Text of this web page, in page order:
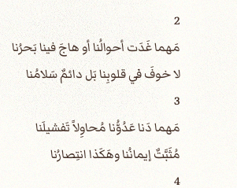
2
مَهما غَدَت أحوالُنا أو هاجَ فينا بَحرُنا
لا خوفَ في قلوبِنا بَل دائمٌ سَلامُنا
3
مَهما دَنا عَدُوُّنا مُحاوِلاً تَفشيلَنا
مُثَبَّتٌ إيمانُنا وهَكَذا انتِصارُنا
4